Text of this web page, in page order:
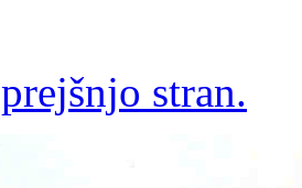
prejšnjo stran.